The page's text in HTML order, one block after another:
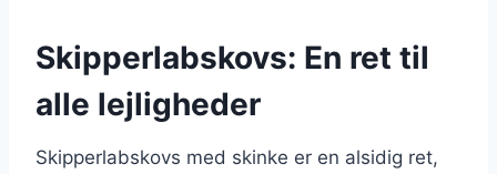
Skipperlabskovs: En ret til
alle lejligheder
Skipperlabskovs med skinke er en alsidig ret,